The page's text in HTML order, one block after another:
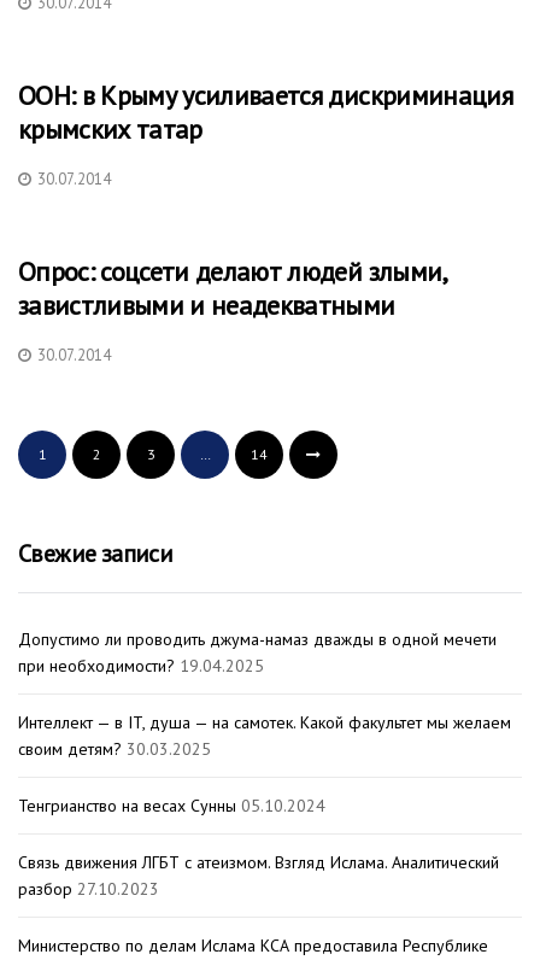
ООН: в Крыму усиливается дискриминация
крымских татар
30.07.2014
Опрос: соцсети делают людей злыми,
завистливыми и неадекватными
30.07.2014
1 2 3 … 14
Свежие записи
Допустимо ли проводить джума-намаз дважды в одной мечети
при необходимости? 19.04.2025
Интеллект — в IT, душа — на самотек. Какой факультет мы желаем
своим детям? 30.03.2025
Тенгрианство на весах Сунны 05.10.2024
Связь движения ЛГБТ с атеизмом. Взгляд Ислама. Аналитический
разбор 27.10.2023
Министерство по делам Ислама КСА предоставила Республике